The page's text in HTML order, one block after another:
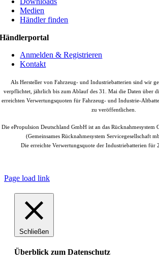
Medien
Händler finden
Händlerportal
Anmelden & Registrieren
Kontakt
Als Hersteller von Fahrzeug- und Industriebatterien sind wir
verpflichtet, jährlich bis zum Ablauf des 31. Mai die Daten über
erreichten Verwertungsquoten für Fahrzeug- und Industrie-
zu veröffentlichen.
Die ePropulsion Deutschland GmbH ist an das Rücknahmesystem
(Gemeinsames Rücknahmesystem Servicegesellschaft
Die erreichte Verwertungsquote der Industriebatterien für
Page load link
Schließen
Überblick zum Datenschutz